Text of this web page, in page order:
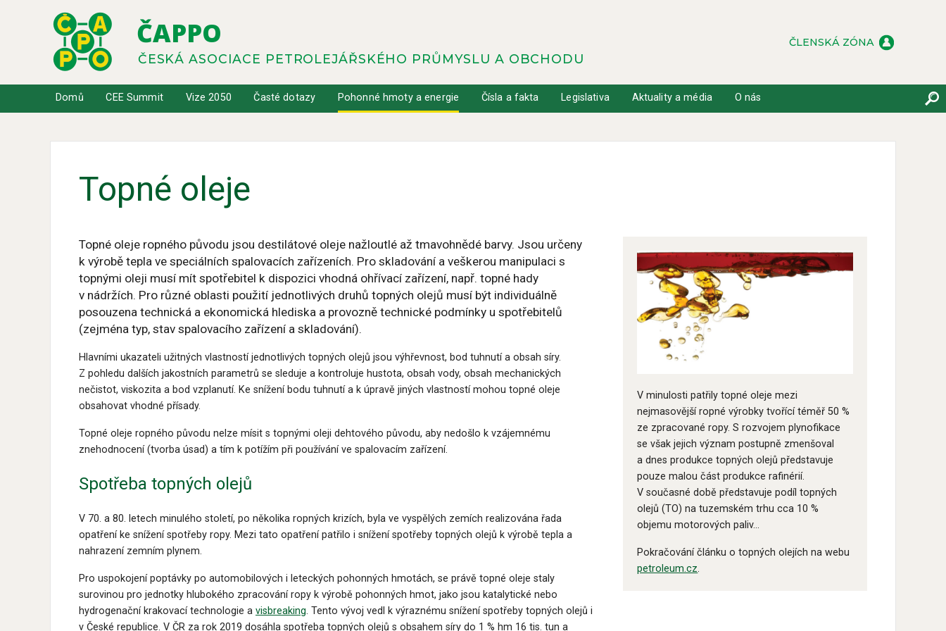
ČAPPO
ČESKÁ ASOCIACE PETROLEJÁŘSKÉHO PRŮMYSLU A OBCHODU
ČLENSKÁ ZÓNA
Domů CEE Summit Vize 2050 Časté dotazy Pohonné hmoty a energie Čísla a fakta Legislativa Aktuality a média O nás
Topné oleje
Topné oleje ropného původu jsou destilátové oleje nažloutlé až tmavohnědé barvy. Jsou určeny
k výrobě tepla ve speciálních spalovacích zařízeních. Pro skladování a veškerou manipulaci s
topnými oleji musí mít spotřebitel k dispozici vhodná ohřívací zařízení, např. topné hady
v nádržích. Pro různé oblasti použití jednotlivých druhů topných olejů musí být individuálně
posouzena technická a ekonomická hlediska a provozně technické podmínky u spotřebitelů
(zejména typ, stav spalovacího zařízení a skladování).
Hlavními ukazateli užitných vlastností jednotlivých topných olejů jsou výhřevnost, bod tuhnutí a obsah síry.
Z pohledu dalších jakostních parametrů se sleduje a kontroluje hustota, obsah vody, obsah mechanických
nečistot, viskozita a bod vzplanutí. Ke snížení bodu tuhnutí a k úpravě jiných vlastností mohou topné oleje
obsahovat vhodné přísady.
Topné oleje ropného původu nelze mísit s topnými oleji dehtového původu, aby nedošlo k vzájemnému
znehodnocení (tvorba úsad) a tím k potížím při používání ve spalovacím zařízení.
Spotřeba topných olejů
V 70. a 80. letech minulého století, po několika ropných krizích, byla ve vyspělých zemích realizována řada
opatření ke snížení spotřeby ropy. Mezi tato opatření patřilo i snížení spotřeby topných olejů k výrobě tepla a
nahrazení zemním plynem.
Pro uspokojení poptávky po automobilových i leteckých pohonných hmotách, se právě topné oleje staly
surovinou pro jednotky hlubokého zpracování ropy k výrobě pohonných hmot, jako jsou katalytické nebo
hydrogenační krakovací technologie a visbreaking. Tento vývoj vedl k výraznému snížení spotřeby topných olejů i
v České republice. V ČR za rok 2019 dosáhla spotřeba topných olejů s obsahem síry do 1 % hm 16 tis. tun a
V minulosti patřily topné oleje mezi
nejmasovější ropné výrobky tvořící téměř 50 %
ze zpracované ropy. S rozvojem plynofikace
se však jejich význam postupně zmenšoval
a dnes produkce topných olejů představuje
pouze malou část produkce rafinérií.
V současné době představuje podíl topných
olejů (TO) na tuzemském trhu cca 10 %
objemu motorových paliv...
Pokračování článku o topných olejích na webu
petroleum.cz.